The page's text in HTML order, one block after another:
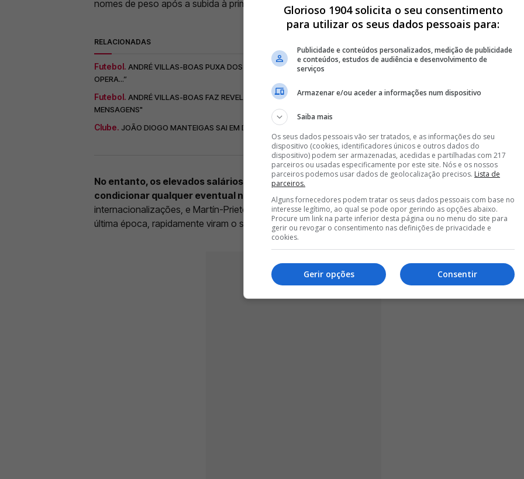
nomes de peso após a subida à primeira divisão.
RELACIONADAS
Futebol. ANDRÉ VILLAS-BOAS PUXA DOS GALÕES E DEIXA ‘BICADA’ A BENFICA E SPORTING: “O PORTO
OPERA...”
Futebol. ANDRÉ VILLAS-BOAS FAZ REVELAÇÃO BOMBÁSTICA SOBRE PILAR DO BENFICA: "TROCAMOS
MENSAGENS"
Clube. JOÃO DIOGO MANTEIGAS SAI EM DEFESA DO BENFICA E VAI CONTRA ANDRÉ VILLAS-BOAS
< >
No entanto, os elevados salários pedidos pelas duas internacionais acabaram por
condicionar qualquer eventual negociação. Carole Costa, de 36 anos, com 191
internacionalizações, e Martín-Prieto, que marcou três golos em nove jogos pelo Benfica na
última época, rapidamente viram o seu futuro encaminhar-se para outros destinos.
Glorioso 1904 solicita o seu consentimento
para utilizar os seus dados pessoais para:
Publicidade e conteúdos personalizados, medição de publicidade
e conteúdos, estudos de audiência e desenvolvimento de
serviços
Armazenar e/ou aceder a informações num dispositivo
Saiba mais
Os seus dados pessoais vão ser tratados, e as informações do seu
dispositivo (cookies, identificadores únicos e outros dados do
dispositivo) podem ser armazenadas, acedidas e partilhadas com 217
parceiros ou usadas especificamente por este site. Nós e os nossos
parceiros podemos usar dados de geolocalização precisos. Lista de
parceiros.
Alguns fornecedores podem tratar os seus dados pessoais com base no
interesse legítimo, ao qual se pode opor gerindo as opções abaixo.
Procure um link na parte inferior desta página ou no menu do site para
gerir ou revogar o consentimento nas definições de privacidade e
cookies.
Consentir
Gerir opções